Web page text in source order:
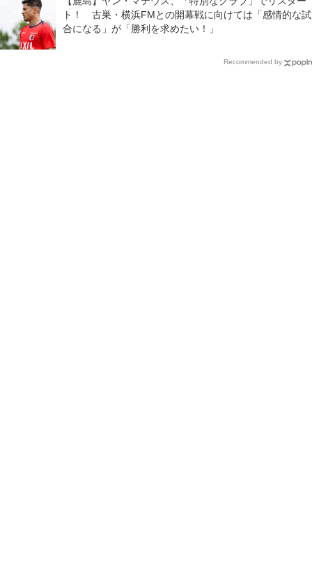
ト！ 古巣・横浜FMとの開幕戦に向けては「感情的な試
合になる」が「勝利を求めたい！」
Recommended by